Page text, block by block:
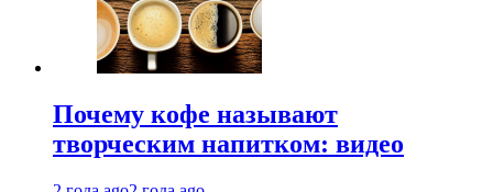
Почему кофе называют
творческим напитком: видео